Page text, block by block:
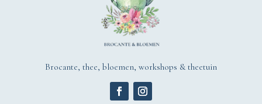
Brocante, thee, bloemen, workshops & theetuin